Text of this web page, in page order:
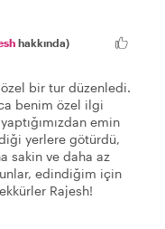
hakkında)
bir tur düzenledi.
benim özel ilgi
emin
yerlere götürdü,
sakin ve daha az
edindiğim için
Rajesh!